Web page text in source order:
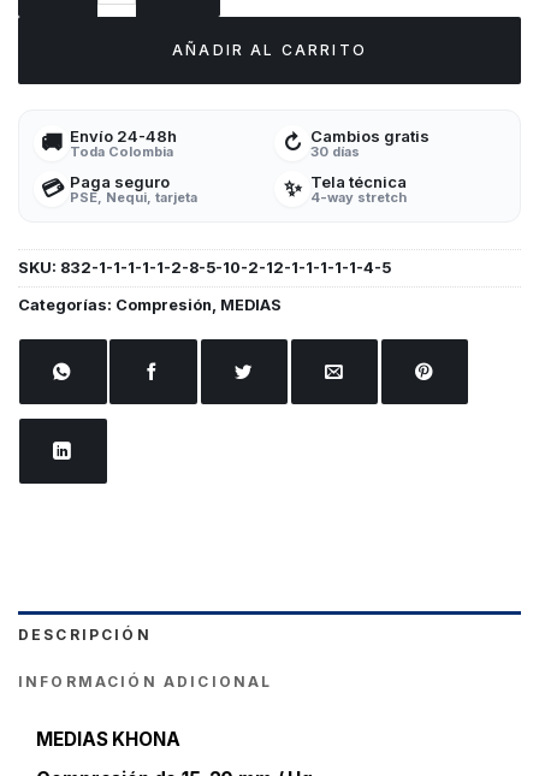
AÑADIR AL CARRITO
🚚 Envío 24-48h
Toda Colombia ↻ Cambios gratis
30 días
💳 Paga seguro
PSE, Nequi, tarjeta ✨ Tela técnica
4-way stretch
SKU: 832-1-1-1-1-1-2-8-5-10-2-12-1-1-1-1-1-4-5
Categorías: Compresión, MEDIAS
DESCRIPCIÓN
INFORMACIÓN ADICIONAL
MEDIAS KHONA